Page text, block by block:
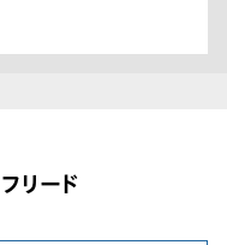
フリード